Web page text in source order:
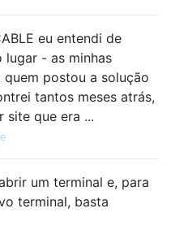
eu entendi de
lugar - as minhas
quem postou a solução
tantos meses atrás,
site que era ...
um terminal e, para
terminal, basta